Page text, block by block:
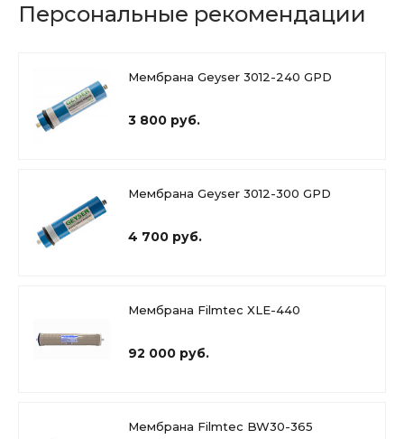
Персональные рекомендации
Мембрана Geyser 3012-240 GPD
3 800 руб.
Мембрана Geyser 3012-300 GPD
4 700 руб.
Мембрана Filmtec XLE-440
92 000 руб.
Мембрана Filmtec BW30-365